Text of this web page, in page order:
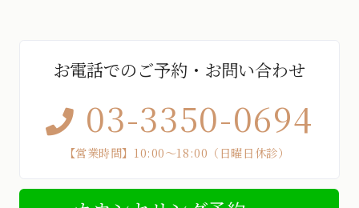
お電話でのご予約・お問い合わせ
03-3350-0694
【営業時間】10:00～18:00（日曜日休診）